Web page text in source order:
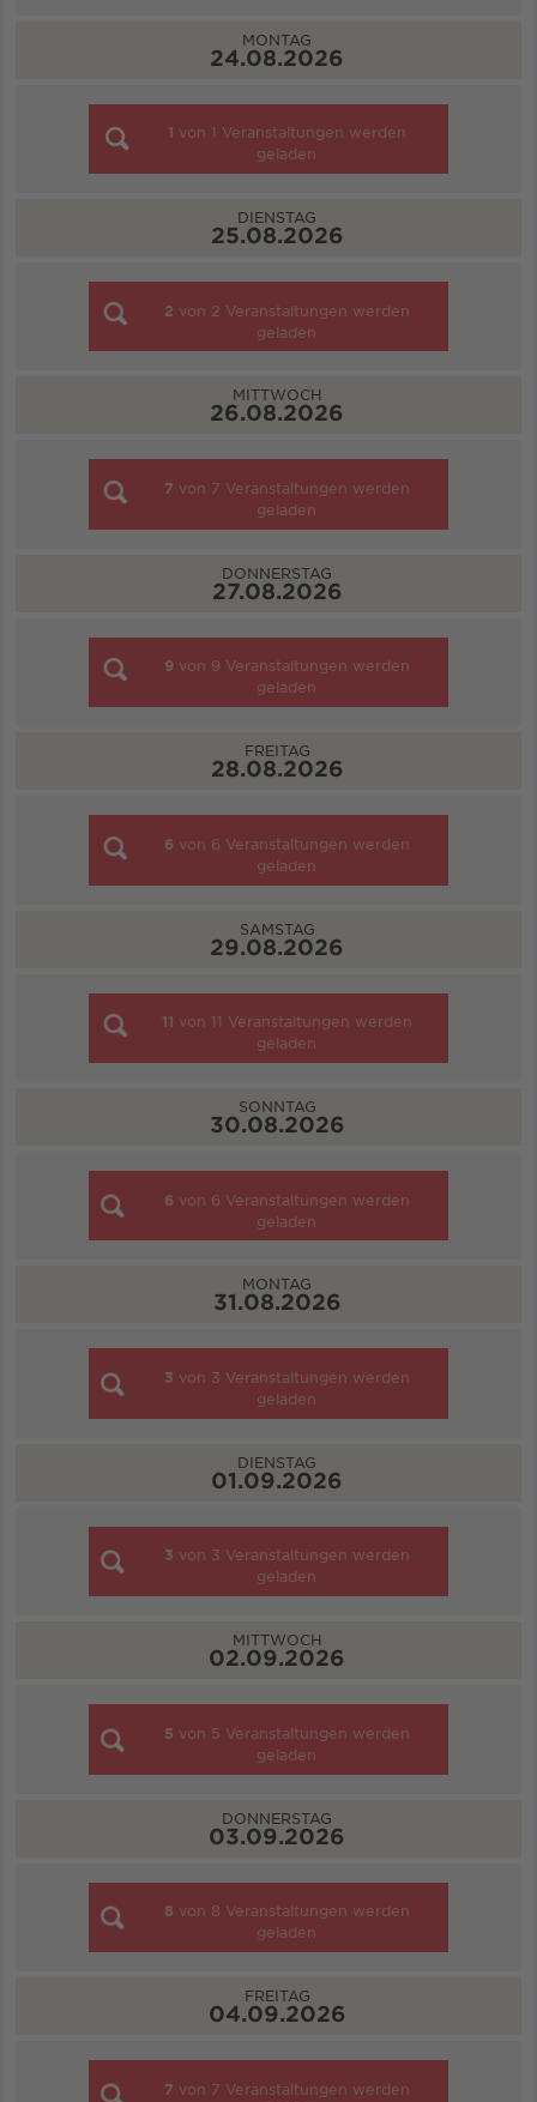
MONTAG
24.08.2026
1 von 1 Veranstaltungen werden
geladen
DIENSTAG
25.08.2026
2 von 2 Veranstaltungen werden
geladen
MITTWOCH
26.08.2026
7 von 7 Veranstaltungen werden
geladen
DONNERSTAG
27.08.2026
9 von 9 Veranstaltungen werden
geladen
FREITAG
28.08.2026
6 von 6 Veranstaltungen werden
geladen
SAMSTAG
29.08.2026
11 von 11 Veranstaltungen werden
geladen
SONNTAG
30.08.2026
6 von 6 Veranstaltungen werden
geladen
MONTAG
31.08.2026
3 von 3 Veranstaltungen werden
geladen
DIENSTAG
01.09.2026
3 von 3 Veranstaltungen werden
geladen
MITTWOCH
02.09.2026
5 von 5 Veranstaltungen werden
geladen
DONNERSTAG
03.09.2026
8 von 8 Veranstaltungen werden
geladen
FREITAG
04.09.2026
7 von 7 Veranstaltungen werden